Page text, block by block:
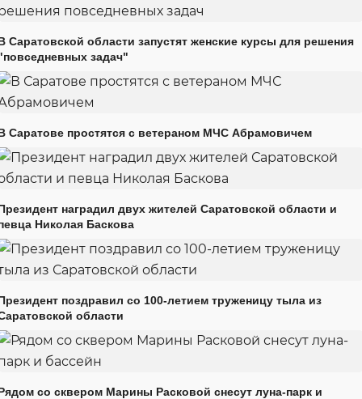
Саратовской области запустят женские курсы для решения
задач"
Саратове простятся с ветераном МЧС Абрамовичем
наградил двух жителей Саратовской области и
Николая Баскова
поздравил со 100-летием труженицу тыла из
области
со сквером Марины Расковой снесут луна-парк и